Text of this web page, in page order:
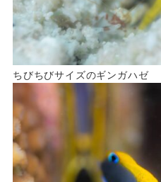
ちびちびサイズのギンガハゼ